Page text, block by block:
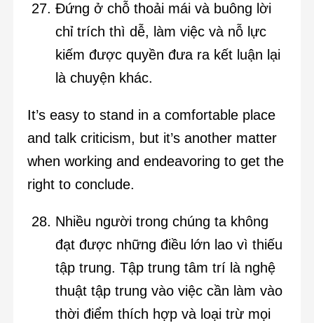
Đứng ở chỗ thoải mái và buông lời
chỉ trích thì dễ, làm việc và nỗ lực
kiếm được quyền đưa ra kết luận lại
là chuyện khác.
It’s easy to stand in a comfortable place
and talk criticism, but it’s another matter
when working and endeavoring to get the
right to conclude.
Nhiều người trong chúng ta không
đạt được những điều lớn lao vì thiếu
tập trung. Tập trung tâm trí là nghệ
thuật tập trung vào việc cần làm vào
thời điểm thích hợp và loại trừ mọi